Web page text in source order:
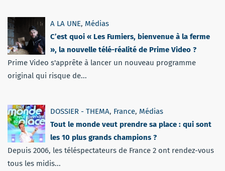
A LA UNE, Médias
C’est quoi « Les Fumiers, bienvenue à la ferme
», la nouvelle télé-réalité de Prime Video ?
Prime Video s'apprête à lancer un nouveau programme
original qui risque de...
DOSSIER - THEMA, France, Médias
Tout le monde veut prendre sa place : qui sont
les 10 plus grands champions ?
Depuis 2006, les téléspectateurs de France 2 ont rendez-vous
tous les midis...